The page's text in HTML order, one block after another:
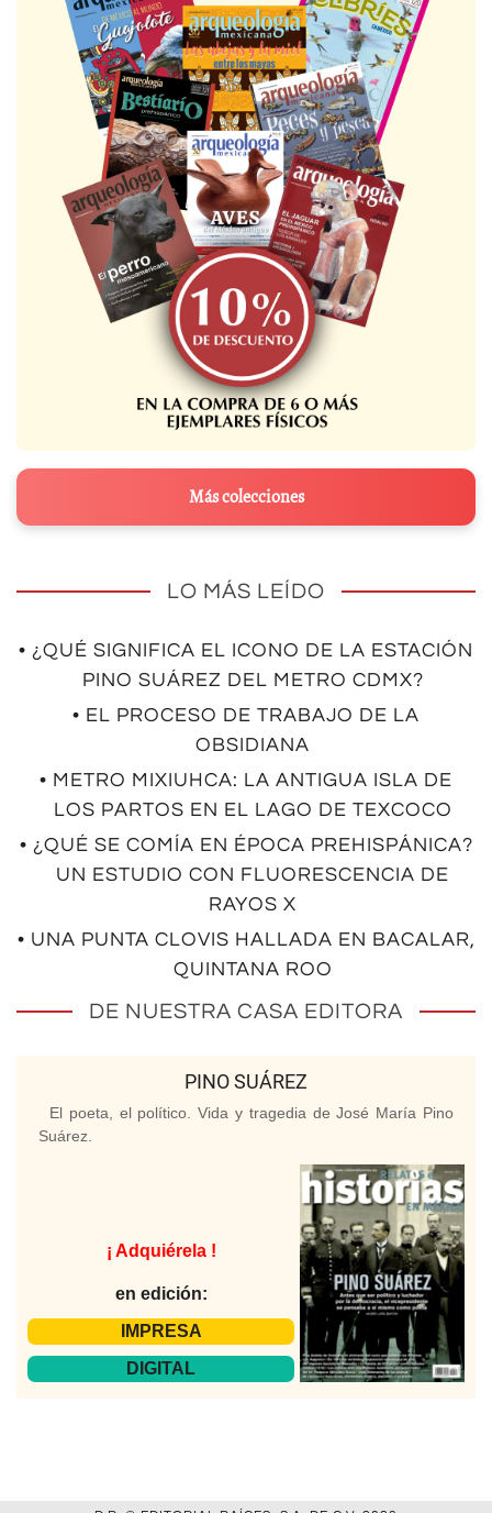
Más colecciones
LO MÁS LEÍDO
• ¿QUÉ SIGNIFICA EL ICONO DE LA ESTACIÓN
PINO SUÁREZ DEL METRO CDMX?
• EL PROCESO DE TRABAJO DE LA
OBSIDIANA
• METRO MIXIUHCA: LA ANTIGUA ISLA DE
LOS PARTOS EN EL LAGO DE TEXCOCO
• ¿QUÉ SE COMÍA EN ÉPOCA PREHISPÁNICA?
UN ESTUDIO CON FLUORESCENCIA DE
RAYOS X
• UNA PUNTA CLOVIS HALLADA EN BACALAR,
QUINTANA ROO
DE NUESTRA CASA EDITORA
PINO SUÁREZ
El poeta, el político. Vida y tragedia de José María Pino
Suárez.
¡ Adquiérela !
en edición:
IMPRESA
DIGITAL